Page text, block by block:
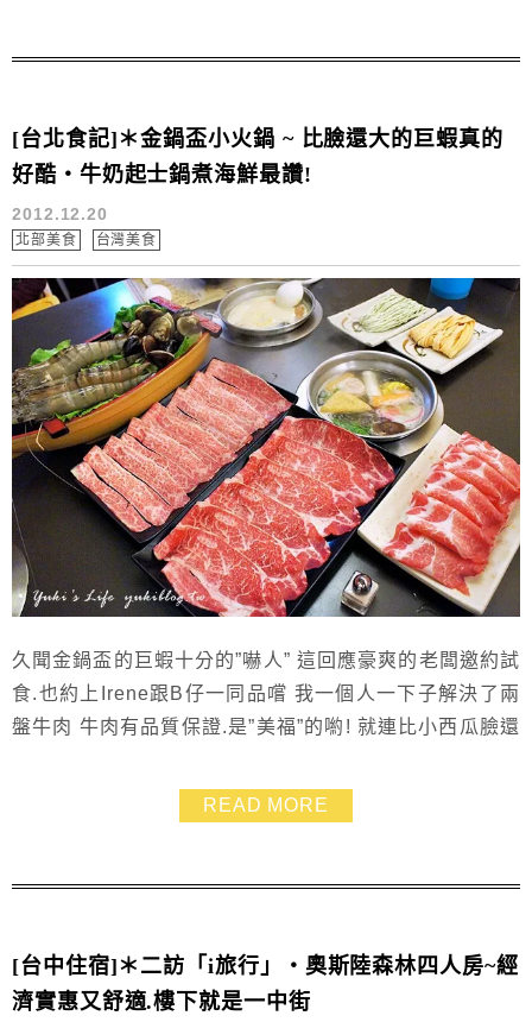
[台北食記]＊金鍋盃小火鍋 ~ 比臉還大的巨蝦真的
好酷‧牛奶起士鍋煮海鮮最讚!
2012.12.20
北部美食 台灣美食
久聞金鍋盃的巨蝦十分的”嚇人” 這回應豪爽的老闆邀約試
食.也約上Irene跟B仔一同品嚐 我一個人一下子解決了兩
盤牛肉 牛肉有品質保證.是”美福”的喲! 就連比小西瓜臉還
>//////< 沒想到牛奶起士鍋用來煮海鮮那麼match.那湯喝
起來就是極鮮的海鮮濃湯呀!
READ MORE
[台中住宿]＊二訪「i旅行」‧奧斯陸森林四人房~經
濟實惠又舒適.樓下就是一中街